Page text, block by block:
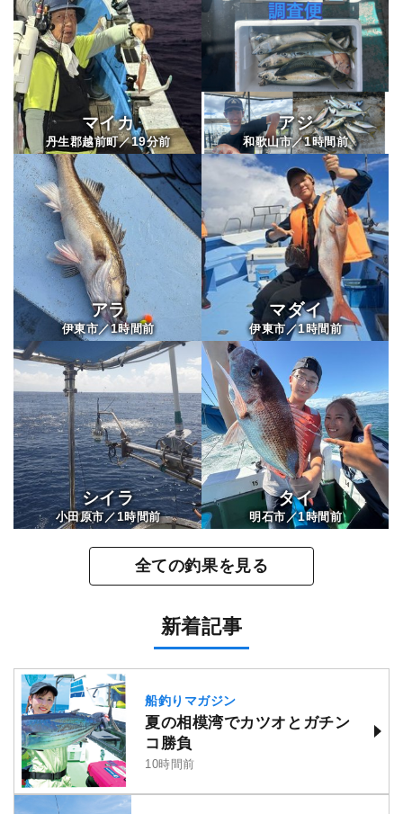
マイカ
丹生郡越前町／19分前
アジ
和歌山市／1時間前
アラ
伊東市／1時間前
マダイ
伊東市／1時間前
シイラ
小田原市／1時間前
タイ
明石市／1時間前
全ての釣果を見る
新着記事
船釣りマガジン
夏の相模湾でカツオとガチン
コ勝負
10時間前